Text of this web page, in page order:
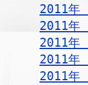
2011年
2011年
2011年
2011年
2011年